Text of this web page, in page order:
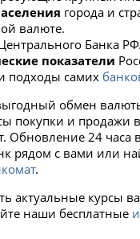
города и
валюте.
Банка РФ.
показатели
подходы самих
обмен
покупки и продажи
Обновление 24 часа
рядом с вами или
.
актуальные курсы
наши бесплатные